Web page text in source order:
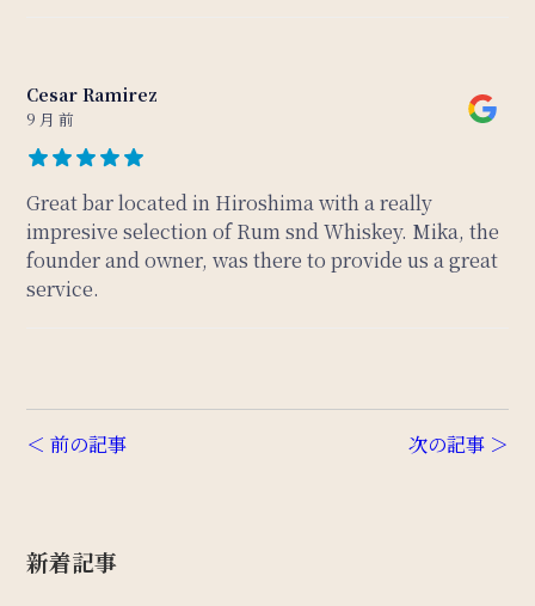
Cesar Ramirez
9 月 前
Great bar located in Hiroshima with a really
impresive selection of Rum snd Whiskey. Mika, the
founder and owner, was there to provide us a great
service.
＜ 前の記事 次の記事 ＞
新着記事